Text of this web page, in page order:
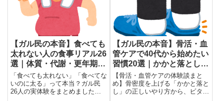
【ガル民の本音】食べても
太れない人の食事リアル26
選｜体質・代謝・更年期の
違いを徹底比較
「食べても太れない」「食べてな
いのに太る」って本当？ガル民
26人の実体験をまとめました。
【ガル民の本音】骨活・血
管ケアで40代から始めたい
習慣20選｜かかと落とし・
ビタミンD・食事改善のリ
アル
【骨活・血管ケアの体験談まと
め】骨密度を上げる「かかと落と
し」の正しいやり方から、ビタミ